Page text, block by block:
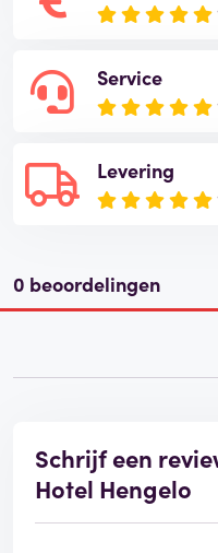
Service
Levering
0 beoordelingen
Schrijf een
Hotel Hengelo